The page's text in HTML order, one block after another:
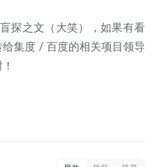
探之文（大笑），如果有看
集度 / 百度的相关项目领导